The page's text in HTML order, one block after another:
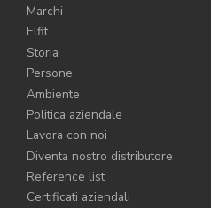
Marchi
Elfit
Storia
Persone
Ambiente
Politica aziendale
Lavora con noi
Diventa nostro distributore
Reference list
Certificati aziendali